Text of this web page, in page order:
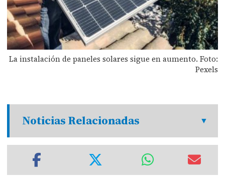
La instalación de paneles solares sigue en aumento. Foto:
Pexels
Noticias Relacionadas